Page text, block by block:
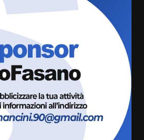
5 Agosto 2026 17:30
in azione nelle
fasanesi
5 Agosto 2026 11:03
di Savelletri scrivono
Prefetto: “Noi cittadini di
B”
5 Agosto 2026 06:15